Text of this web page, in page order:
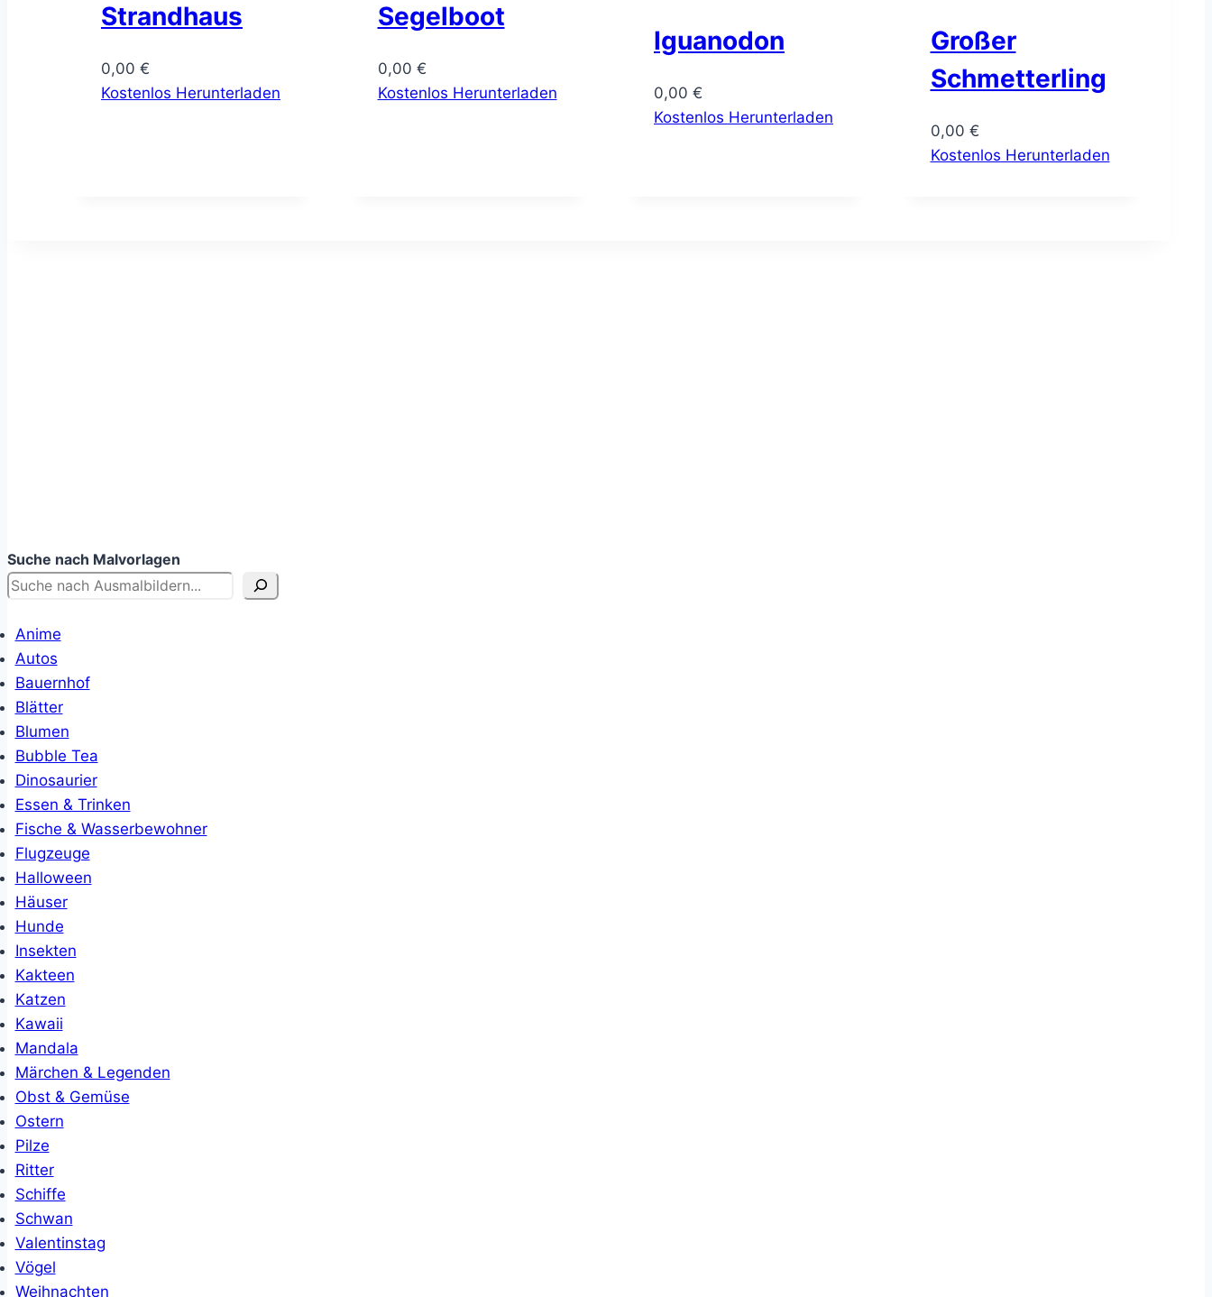
Strandhaus
0,00 €
Kostenlos Herunterladen
Segelboot
0,00 €
Kostenlos Herunterladen
Iguanodon
0,00 €
Kostenlos Herunterladen
Großer
Schmetterling
0,00 €
Kostenlos Herunterladen
Suche nach Malvorlagen
Anime
Autos
Bauernhof
Blätter
Blumen
Bubble Tea
Dinosaurier
Essen & Trinken
Fische & Wasserbewohner
Flugzeuge
Halloween
Häuser
Hunde
Insekten
Kakteen
Katzen
Kawaii
Mandala
Märchen & Legenden
Obst & Gemüse
Ostern
Pilze
Ritter
Schiffe
Schwan
Valentinstag
Vögel
Weihnachten